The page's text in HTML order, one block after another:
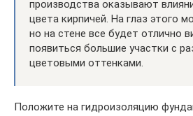
производства оказывают
цвета кирпичей. На глаз этого
но на стене все будет отлично
появиться большие участки с
цветовыми оттенками.
Положите на гидроизоляцию